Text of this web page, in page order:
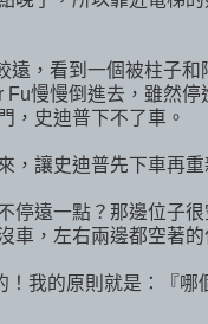
遠，看到一個被柱子和
Fu慢慢倒進去，雖然停
，史迪普下不了車。
，讓史迪普先下車再重
停遠一點？那邊位子
車，左右兩邊都空著的
！我的原則就是：『哪